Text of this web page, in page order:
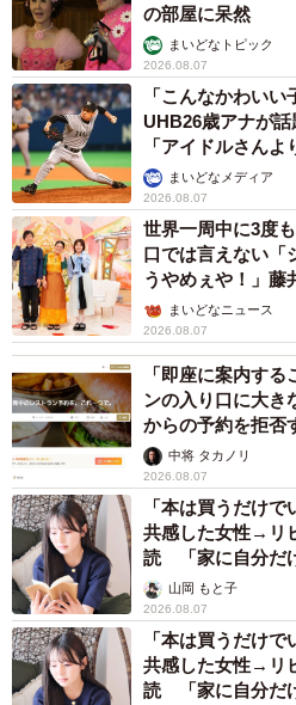
「副業に満足していますか」と
（7.0％）、「どちらかというと
具体的な理由としては「報酬が
い」などが挙げられています。
また、「満足している」（10.1
満足している」（42.7％）と回
稼ぎができている」「少しでも
向きに評価する意見が。さらに
できている」「好きなことで収
生かせる」などのコメントも寄
の部屋に呆然
まいどなトピック
2026.08.07
「こんなかわい
UHB26歳アナが
「アイドルさん
か」まいどなメディア
2026.08.07
世界一周中に3度
口では言えない「
うやめぇや！」藤
ん】まいどなニュース
2026.08.07
「即座に案内す
ンの入り口に大
からの予約を拒否
中将 タカノリ
2026.08.07
「本は買うだけ
共感した女性→リ
読 「家に自分だ
山岡 もと子
2026.08.07
「本は買うだけ
共感した女性→リ
読 「家に自分だ